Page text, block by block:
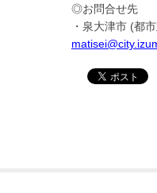
◎お問合せ先
・泉大津市 (